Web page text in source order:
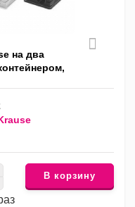
на два
В корзину